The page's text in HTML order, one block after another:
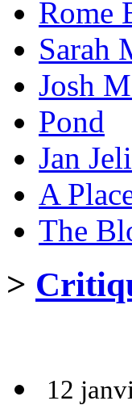
Rome
Sarah
Josh
Pond
Jan
A
The
>
12